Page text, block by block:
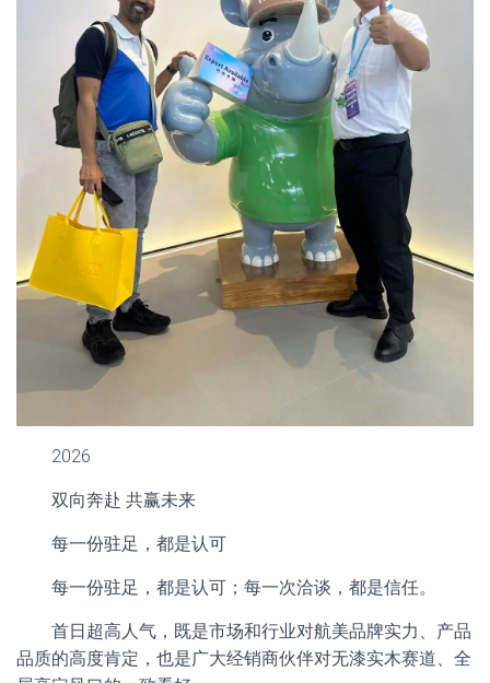
2026
双向奔赴 共赢未来
每一份驻足，都是认可
每一份驻足，都是认可；每一次洽谈，都是信任。
首日超高人气，既是市场和行业对航美品牌实力、产品
品质的高度肯定，也是广大经销商伙伴对无漆实木赛道、全